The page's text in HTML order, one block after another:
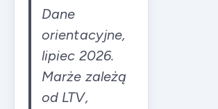
Dane
orientacyjne,
lipiec 2026.
Marże zależą
od LTV,